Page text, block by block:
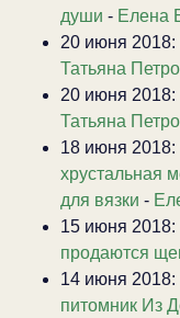
души - Елена
20 июня 2018:
Татьяна
20 июня 2018:
Татьяна
18 июня 2018:
хрустальная
для вязки -
15 июня 2018:
продаются
14 июня 2018:
питомник Из